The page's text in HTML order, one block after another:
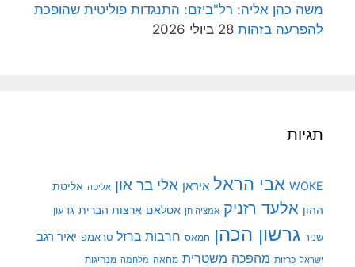
משה כהן אליה: רל"ביזם: התנגדות פוליטית שהופכת
להפרעה בזהות 28 ביולי 2026
תגיות
WOKE אבי הראל איראן אלי בר און אליטה אליטת
ההון אלעד רזניק אמציה חן אסלאם ארצות הברית גדעון
שניר גרשון הכהן חמאס חרבות ברזל טראמפ יאיר רגב
ישראל כרזות מהפכה משטרית מחאה מלחמה מנהיגות